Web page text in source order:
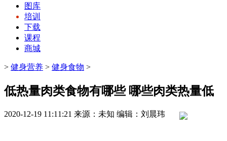
图库
培训
下载
课程
商城
> 健身营养 > 健身食物 >
低热量肉类食物有哪些 哪些肉类热量低
2020-12-19 11:11:21 来源：未知 编辑：刘晨玮